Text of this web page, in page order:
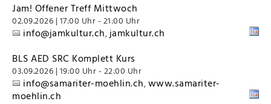
Jam! Offener Treff Mittwoch
02.09.2026 | 17:00 Uhr - 21:00 Uhr
info@jamkultur.ch, jamkultur.ch
BLS AED SRC Komplett Kurs
03.09.2026 | 19:00 Uhr - 22:00 Uhr
info@samariter-moehlin.ch,www.samariter-
moehlin.ch